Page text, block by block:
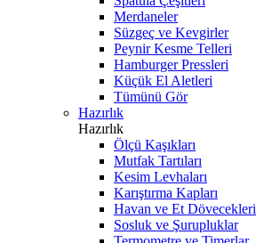
Merdaneler
Süzgeç ve Kevgirler
Peynir Kesme Telleri
Hamburger Pressleri
Küçük El Aletleri
Tümünü Gör
Hazırlık
Hazırlık
Ölçü Kaşıkları
Mutfak Tartıları
Kesim Levhaları
Karıştırma Kapları
Havan ve Et Dövecekleri
Sosluk ve Şurupluklar